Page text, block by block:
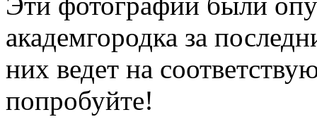
академгородка за
них ведет на
попробуйте!